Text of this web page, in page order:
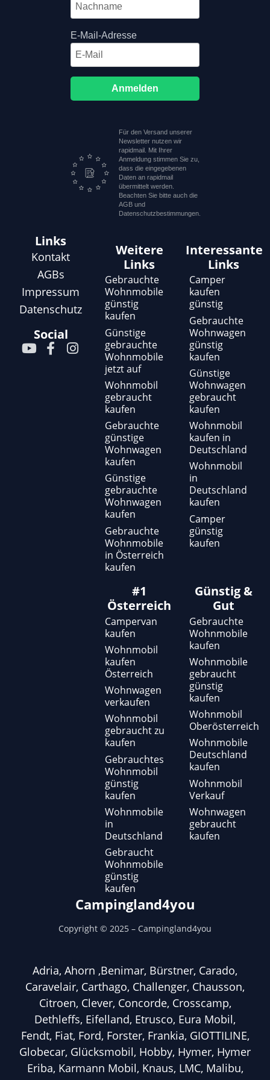
E-Mail-Adresse
Anmelden
Für den Versand unserer
Newsletter nutzen wir
rapidmail. Mit Ihrer
Anmeldung stimmen Sie zu,
dass die eingegebenen
Daten an rapidmail
übermittelt werden.
Beachten Sie bitte auch die
AGB und
Datenschutzbestimmungen.
Links
Kontakt
AGBs
Impressum
Datenschutz
Social
Y F
a
I
Weitere
Links
Gebrauchte
Wohnmobile
günstig
kaufen
Günstige
gebrauchte
Wohnmobile
jetzt auf
Wohnmobil
gebraucht
kaufen
Gebrauchte
günstige
Wohnwagen
kaufen
Günstige
gebrauchte
Wohnwagen
kaufen
Gebrauchte
Wohnmobile
in Österreich
kaufen
Interessante
Links
Camper
kaufen
günstig
Gebrauchte
Wohnwagen
günstig
kaufen
Günstige
Wohnwagen
gebraucht
kaufen
Wohnmobil
kaufen in
Deutschland
Wohnmobil
in
Deutschland
kaufen
Camper
günstig
kaufen
#1
Österreich
Campervan
kaufen
Wohnmobil
kaufen
Österreich
Wohnwagen
verkaufen
Wohnmobil
gebraucht zu
kaufen
Gebrauchtes
Wohnmobil
günstig
kaufen
Wohnmobile
in
Deutschland
Gebraucht
Wohnmobile
günstig
kaufen
Günstig &
Gut
Gebrauchte
Wohnmobile
kaufen
Wohnmobile
gebraucht
günstig
kaufen
Wohnmobil
Oberösterreich
Wohnmobile
Deutschland
kaufen
Wohnmobil
Verkauf
Wohnwagen
gebraucht
kaufen
Campingland4you
Copyright © 2025 – Campingland4you
Adria, Ahorn ,Benimar, Bürstner, Carado,
Caravelair, Carthago, Challenger, Chausson,
Citroen, Clever, Concorde, Crosscamp,
Dethleffs, Eifelland, Etrusco, Eura Mobil,
Fendt, Fiat, Ford, Forster, Frankia, GIOTTILINE,
Globecar, Glücksmobil, Hobby, Hymer, Hymer
Eriba, Karmann Mobil, Knaus, LMC, Malibu,